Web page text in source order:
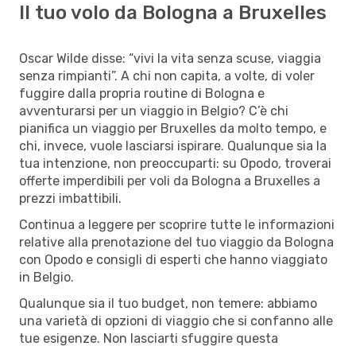
Il tuo volo da Bologna a Bruxelles
Oscar Wilde disse: “vivi la vita senza scuse, viaggia
senza rimpianti”. A chi non capita, a volte, di voler
fuggire dalla propria routine di Bologna e
avventurarsi per un viaggio in Belgio? C’è chi
pianifica un viaggio per Bruxelles da molto tempo, e
chi, invece, vuole lasciarsi ispirare. Qualunque sia la
tua intenzione, non preoccuparti: su Opodo, troverai
offerte imperdibili per voli da Bologna a Bruxelles a
prezzi imbattibili.
Continua a leggere per scoprire tutte le informazioni
relative alla prenotazione del tuo viaggio da Bologna
con Opodo e consigli di esperti che hanno viaggiato
in Belgio.
Qualunque sia il tuo budget, non temere: abbiamo
una varietà di opzioni di viaggio che si confanno alle
tue esigenze. Non lasciarti sfuggire questa